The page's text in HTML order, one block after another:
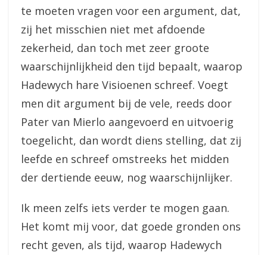
te moeten vragen voor een argument, dat,
zij het misschien niet met afdoende
zekerheid, dan toch met zeer groote
waarschijnlijkheid den tijd bepaalt, waarop
Hadewych hare Visioenen schreef. Voegt
men dit argument bij de vele, reeds door
Pater van Mierlo aangevoerd en uitvoerig
toegelicht, dan wordt diens stelling, dat zij
leefde en schreef omstreeks het midden
der dertiende eeuw, nog waarschijnlijker.
Ik meen zelfs iets verder te mogen gaan.
Het komt mij voor, dat goede gronden ons
recht geven, als tijd, waarop Hadewych